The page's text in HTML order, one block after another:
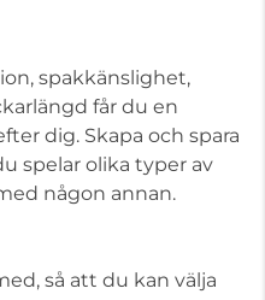
spakkänslighet,
får du en
dig. Skapa och spara
spelar olika typer av
någon annan.
så att du kan välja